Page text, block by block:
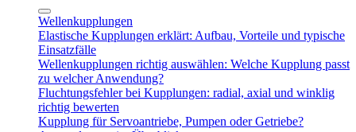
Wellenkupplungen
Elastische Kupplungen erklärt: Aufbau, Vorteile und typische
Einsatzfälle
Wellenkupplungen richtig auswählen: Welche Kupplung passt
zu welcher Anwendung?
Fluchtungsfehler bei Kupplungen: radial, axial und winklig
richtig bewerten
Kupplung für Servoantriebe, Pumpen oder Getriebe?